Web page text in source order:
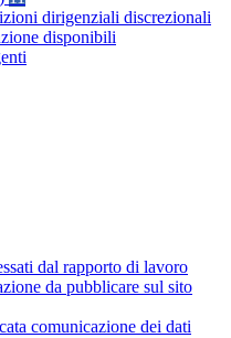
dirigenziali discrezionali
disponibili
dal rapporto di lavoro
da pubblicare sul sito
comunicazione dei dati